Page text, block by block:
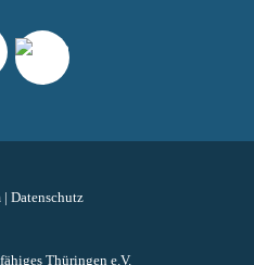
| Datenschutz
Thüringen e.V.